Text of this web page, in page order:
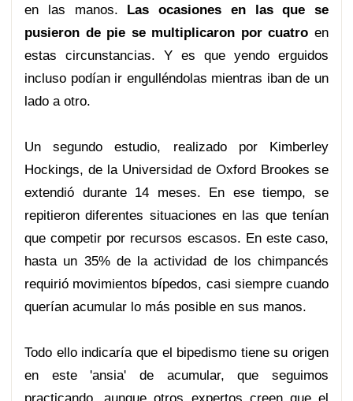
en las manos. Las ocasiones en las que se
pusieron de pie se multiplicaron por cuatro en
estas circunstancias. Y es que yendo erguidos
incluso podían ir engulléndolas mientras iban de un
lado a otro.
Un segundo estudio, realizado por Kimberley
Hockings, de la Universidad de Oxford Brookes se
extendió durante 14 meses. En ese tiempo, se
repitieron diferentes situaciones en las que tenían
que competir por recursos escasos. En este caso,
hasta un 35% de la actividad de los chimpancés
requirió movimientos bípedos, casi siempre cuando
querían acumular lo más posible en sus manos.
Todo ello indicaría que el bipedismo tiene su origen
en este 'ansia' de acumular, que seguimos